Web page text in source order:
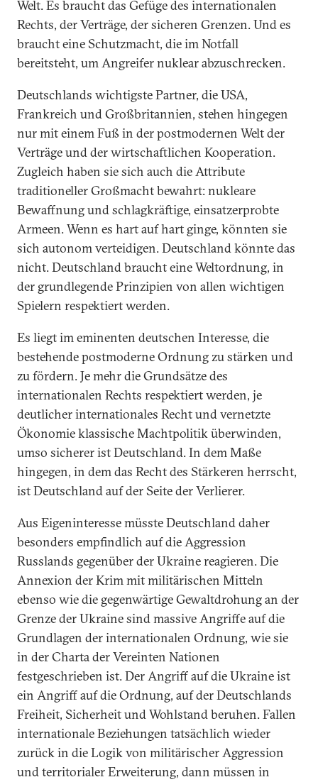
Welt. Es braucht das Gefüge des internationalen
Rechts, der Verträge, der sicheren Grenzen. Und es
braucht eine Schutzmacht, die im Notfall
bereitsteht, um Angreifer nuklear abzuschrecken.
Deutschlands wichtigste Partner, die USA,
Frankreich und Großbritannien, stehen hingegen
nur mit einem Fuß in der postmodernen Welt der
Verträge und der wirtschaftlichen Kooperation.
Zugleich haben sie sich auch die Attribute
traditioneller Großmacht bewahrt: nukleare
Bewaffnung und schlagkräftige, einsatzerprobte
Armeen. Wenn es hart auf hart ginge, könnten sie
sich autonom verteidigen. Deutschland könnte das
nicht. Deutschland braucht eine Weltordnung, in
der grundlegende Prinzipien von allen wichtigen
Spielern respektiert werden.
Es liegt im eminenten deutschen Interesse, die
bestehende postmoderne Ordnung zu stärken und
zu fördern. Je mehr die Grundsätze des
internationalen Rechts respektiert werden, je
deutlicher internationales Recht und vernetzte
Ökonomie klassische Machtpolitik überwinden,
umso sicherer ist Deutschland. In dem Maße
hingegen, in dem das Recht des Stärkeren herrscht,
ist Deutschland auf der Seite der Verlierer.
Aus Eigeninteresse müsste Deutschland daher
besonders empfindlich auf die Aggression
Russlands gegenüber der Ukraine reagieren. Die
Annexion der Krim mit militärischen Mitteln
ebenso wie die gegenwärtige Gewaltdrohung an der
Grenze der Ukraine sind massive Angriffe auf die
Grundlagen der internationalen Ordnung, wie sie
in der Charta der Vereinten Nationen
festgeschrieben ist. Der Angriff auf die Ukraine ist
ein Angriff auf die Ordnung, auf der Deutschlands
Freiheit, Sicherheit und Wohlstand beruhen. Fallen
internationale Beziehungen tatsächlich wieder
zurück in die Logik von militärischer Aggression
und territorialer Erweiterung, dann müssen in